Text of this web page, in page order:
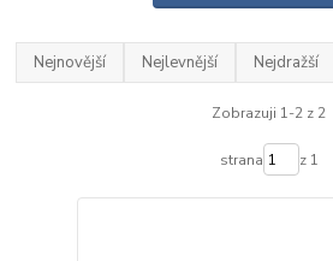
Nejnovější Nejlevnější Nejdražší
Zobrazuji 1-2 z 2
strana z 1